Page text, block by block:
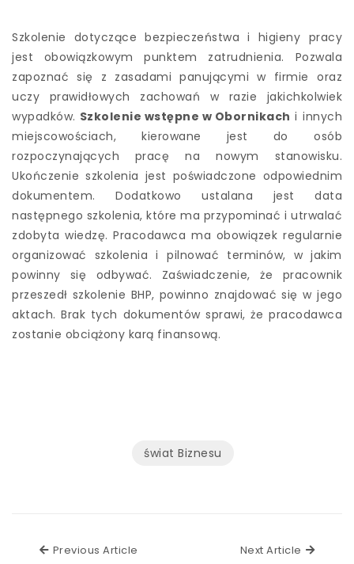
Szkolenie dotyczące bezpieczeństwa i higieny pracy
jest obowiązkowym punktem zatrudnienia. Pozwala
zapoznać się z zasadami panującymi w firmie oraz
uczy prawidłowych zachowań w razie jakichkolwiek
wypadków. Szkolenie wstępne w Obornikach i innych
miejscowościach, kierowane jest do osób
rozpoczynających pracę na nowym stanowisku.
Ukończenie szkolenia jest poświadczone odpowiednim
dokumentem. Dodatkowo ustalana jest data
następnego szkolenia, które ma przypominać i utrwalać
zdobyta wiedzę. Pracodawca ma obowiązek regularnie
organizować szkolenia i pilnować terminów, w jakim
powinny się odbywać. Zaświadczenie, że pracownik
przeszedł szkolenie BHP, powinno znajdować się w jego
aktach. Brak tych dokumentów sprawi, że pracodawca
zostanie obciążony karą finansową.
świat Biznesu
Previous Article Next Article Next